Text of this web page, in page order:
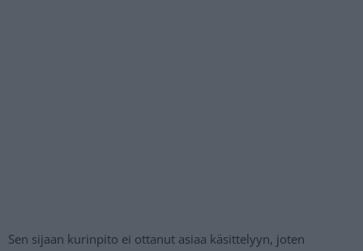
Sen sijaan kurinpito ei ottanut asiaa käsittelyyn, joten